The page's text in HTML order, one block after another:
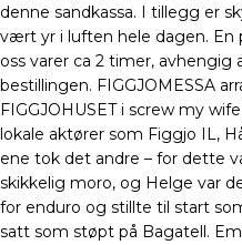
denne sandkassa. I tillegg er
vært yr i luften hele dagen.
oss varer ca 2 timer, avhengig
bestillingen. FIGGJOMESSA
FIGGJOHUSET i screw my
lokale aktører som Figgjo IL,
ene tok det andre – for dette
skikkelig moro, og Helge var
for enduro og stillte til start
satt som støpt på Bagatell.